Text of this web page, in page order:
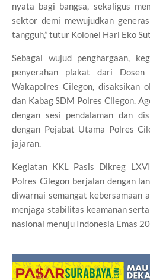
nyata bagi bangsa, sekaligus
sektor demi mewujudkan
tangguh,” tutur Kolonel Hari Eko
Sebagai wujud penghargaan,
penyerahan plakat dari Dosen
Wakapolres Cilegon, disaksikan
dan Kabag SDM Polres Cilegon.
dengan sesi pendalaman dan
dengan Pejabat Utama Polres
jajaran.
Kegiatan KKL Pasis Dikreg
Polres Cilegon berjalan dengan
diwarnai semangat kebersamaan
menjaga stabilitas keamanan
nasional menuju Indonesia Emas